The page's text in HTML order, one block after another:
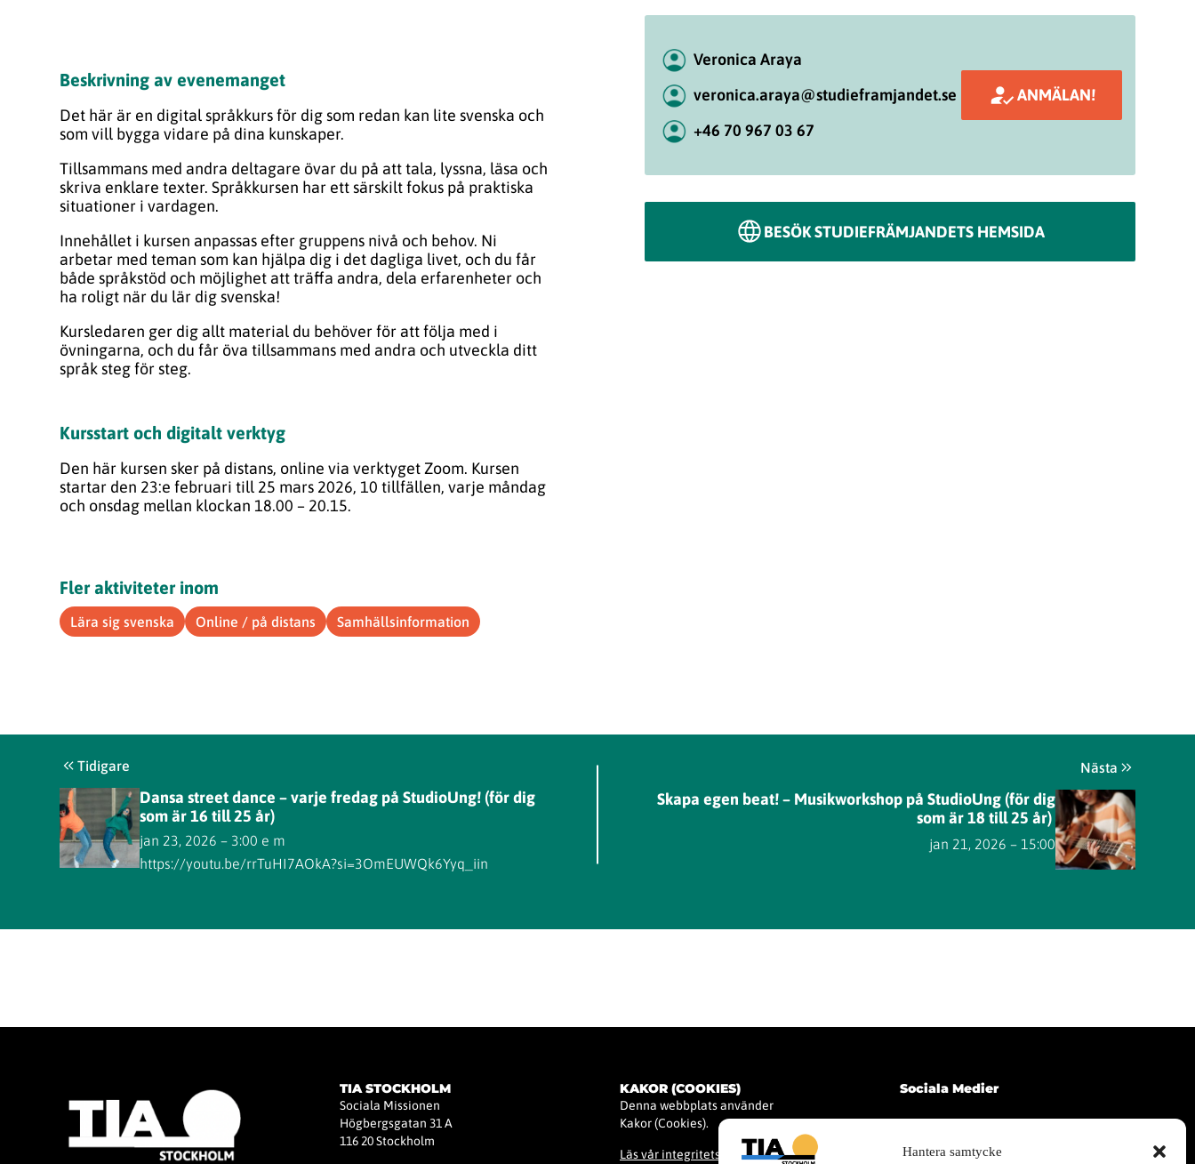
Hantera samtycke
Beskrivning av evenemanget
Det här är en digital språkkurs för dig som redan kan lite svenska och
som vill bygga vidare på dina kunskaper.
Tillsammans med andra deltagare övar du på att tala, lyssna, läsa och
skriva enklare texter. Språkkursen har ett särskilt fokus på praktiska
situationer i vardagen.
Innehållet i kursen anpassas efter gruppens nivå och behov. Ni
arbetar med teman som kan hjälpa dig i det dagliga livet, och du får
både språkstöd och möjlighet att träffa andra, dela erfarenheter och
ha roligt när du lär dig svenska!
Kursledaren ger dig allt material du behöver för att följa med i
övningarna, och du får öva tillsammans med andra och utveckla ditt
språk steg för steg.
Kursstart och digitalt verktyg
Den här kursen sker på distans, online via verktyget Zoom. Kursen
startar den 23:e februari till 25 mars 2026, 10 tillfällen, varje måndag
och onsdag mellan klockan 18.00 – 20.15.
Fler aktiviteter inom
Lära sig svenska Online / på distans Samhällsinformation
Veronica Araya
veronica.araya@studieframjandet.se
+46 70 967 03 67
ANMÄLAN!
BESÖK STUDIEFRÄMJANDETS HEMSIDA
Tidigare
Dansa street dance – varje fredag på StudioUng! (för dig
som är 16 till 25 år)
jan 23, 2026 – 3:00 e m
https://youtu.be/rrTuHI7AOkA?si=3OmEUWQk6Yyq_iin
Nästa
Skapa egen beat! – Musikworkshop på StudioUng (för dig
som är 18 till 25 år)
jan 21, 2026 – 15:00
TIA STOCKHOLM
Sociala Missionen
Högbergsgatan 31 A
116 20 Stockholm
KAKOR (COOKIES)
Denna webbplats använder
Kakor (Cookies).
Läs vår integritetspolicy för
Sociala Medier
Telegram